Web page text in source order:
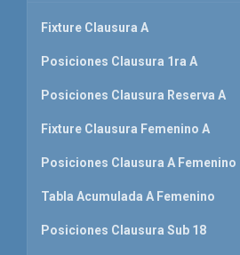
Fixture Clausura A
Posiciones Clausura 1ra A
Posiciones Clausura Reserva A
Fixture Clausura Femenino A
Posiciones Clausura A Femenino
Tabla Acumulada A Femenino
Posiciones Clausura Sub 18